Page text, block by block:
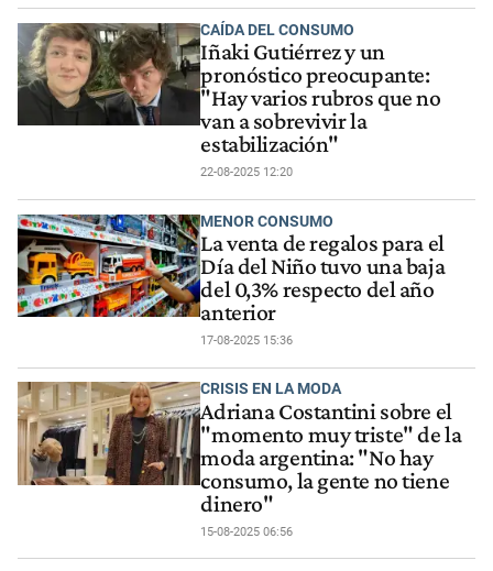
CAÍDA DEL CONSUMO
Iñaki Gutiérrez y un
pronóstico preocupante:
"Hay varios rubros que no
van a sobrevivir la
estabilización"
22-08-2025 12:20
MENOR CONSUMO
La venta de regalos para el
Día del Niño tuvo una baja
del 0,3% respecto del año
anterior
17-08-2025 15:36
CRISIS EN LA MODA
Adriana Costantini sobre el
"momento muy triste" de la
moda argentina: "No hay
consumo, la gente no tiene
dinero"
15-08-2025 06:56